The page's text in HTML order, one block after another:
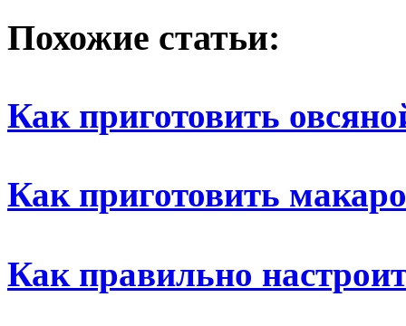
Похожие статьи:
Как приготовить
Как приготовить
Как правильно